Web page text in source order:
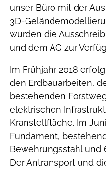
unser Büro mit der
3D-
wurden die
und dem AG zur
Im Frühjahr 2018
den Erdbauarbeiten,
bestehenden
elektrischen
Kranstellfläche. Im
Fundament,
Bewehrungsstahl und
Der Antransport und